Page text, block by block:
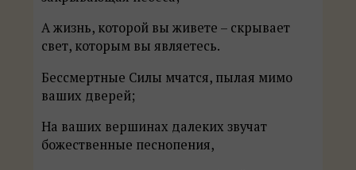
А жизнь, которой вы живете – скрывает
свет, которым вы являетесь.
Бессмертные Силы мчатся, пылая мимо
ваших дверей;
На ваших вершинах далеких звучат
божественные песнопения,